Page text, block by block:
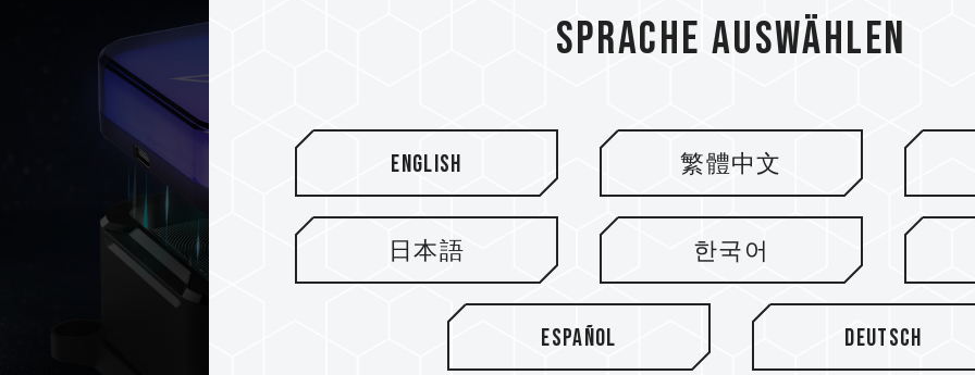
Optionaler
Der Wasserblock kann mit
gepaart werden, das mit
eine einfache Installation
eine flexible Anpassung
Sprache auswählen
English 繁體中文
日本語 한국어
Español Deutsch